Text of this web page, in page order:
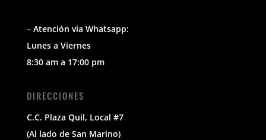
– Atención via Whatsapp:
Lunes a Viernes
8:30 am a 17:00 pm
DIRECCIONES
C.C. Plaza Quil, Local #7
(Al lado de San Marino)